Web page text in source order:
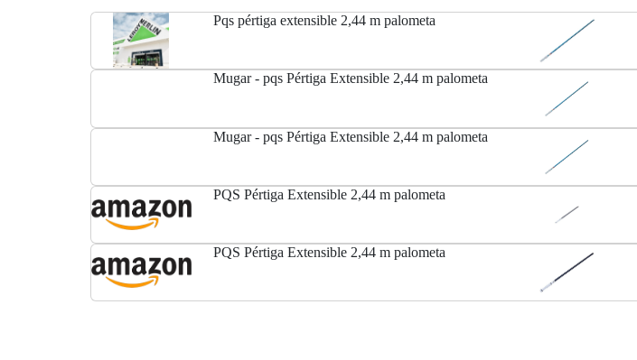
€
Pqs pértiga extensible 2,44 m palometa
Mugar - pqs Pértiga Extensible 2,44 m palometa
Mugar - pqs Pértiga Extensible 2,44 m palometa
PQS Pértiga Extensible 2,44 m palometa
PQS Pértiga Extensible 2,44 m palometa